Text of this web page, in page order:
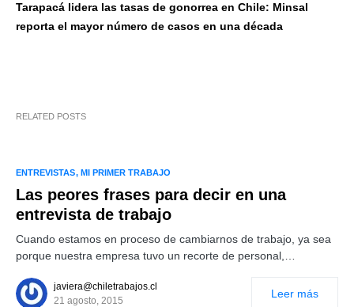
Tarapacá lidera las tasas de gonorrea en Chile: Minsal
reporta el mayor número de casos en una década
RELATED POSTS
ENTREVISTAS MI PRIMER TRABAJO
Las peores frases para decir en una
entrevista de trabajo
Cuando estamos en proceso de cambiarnos de trabajo, ya sea
porque nuestra empresa tuvo un recorte de personal,…
javiera@chiletrabajos.cl
21 agosto, 2015
Leer más